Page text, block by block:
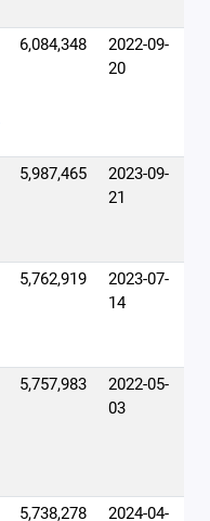
6,084,348
2022-09-
20
5,987,465
2023-09-
21
5,762,919
2023-07-
14
5,757,983
2022-05-
03
5,738,278 2024-04-